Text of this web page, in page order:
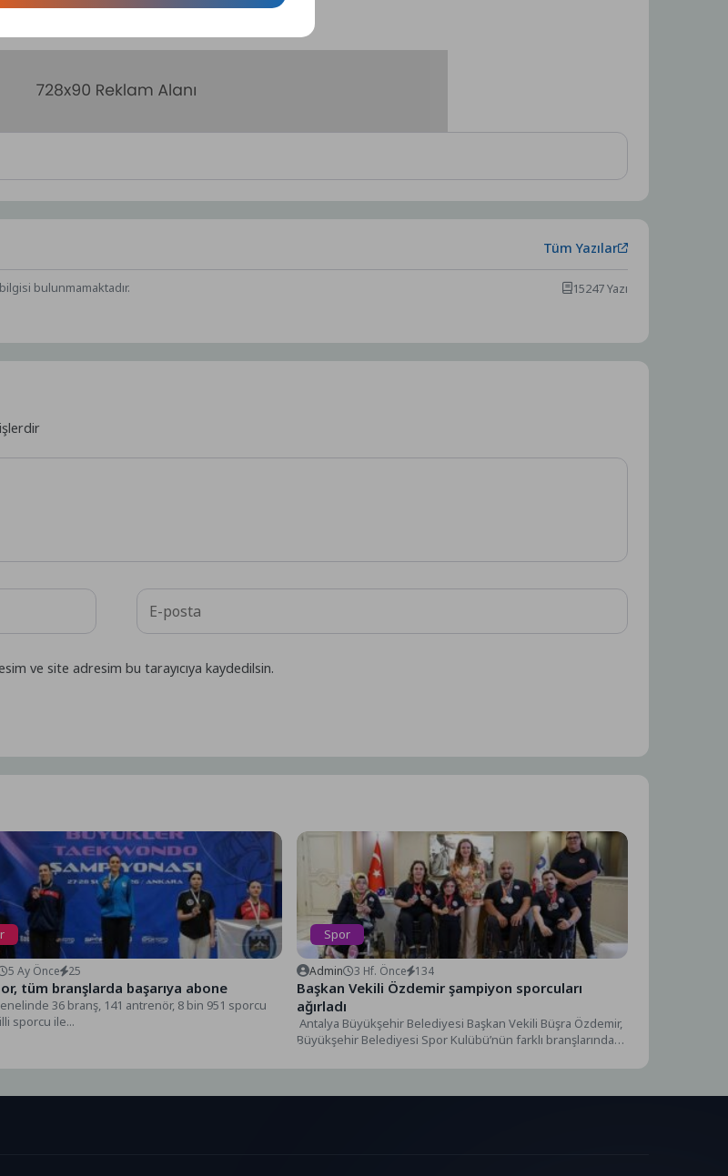
Tüm Yazılar
bulunmamaktadır. 15247 Yazı
ve site adresim bu tarayıcıya kaydedilsin.
5 Ay Önce 25
tüm branşlarda başarıya abone
36 branş, 141 antrenör, 8 bin 951 sporcu
sporcu ile...
Spor
Admin 3 Hf. Önce 134
Başkan Vekili Özdemir şampiyon sporcuları
ağırladı
Antalya Büyükşehir Belediyesi Başkan Vekili Büşra Özdemir,
Büyükşehir Belediyesi Spor Kulübü’nün farklı branşlarında